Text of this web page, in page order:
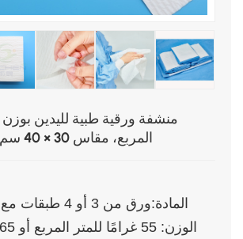
المربع، مقاس 30 × 40 سم / 40 × 40 سم
1. المادة:ورق من 3 أو 4 طبقات مع خيط قطني